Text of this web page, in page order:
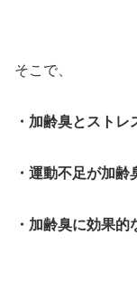
そこで、
・加齢臭とストレ
・運動不足が加齢
・加齢臭に効果的